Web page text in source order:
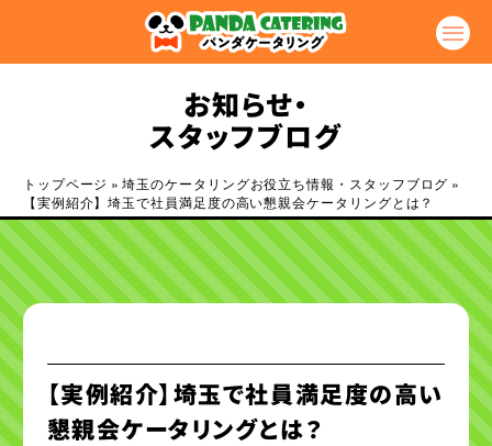
お知らせ・
スタッフブログ
トップページ »埼玉のケータリングお役立ち情報・スタッフブログ »
【実例紹介】埼玉で社員満足度の高い懇親会ケータリングとは？
【実例紹介】埼玉で社員満足度の高い
懇親会ケータリングとは？